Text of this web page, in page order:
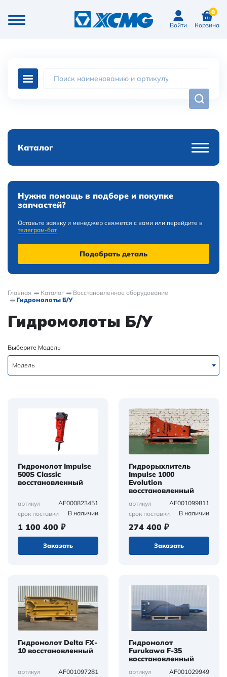
Войти Корзина
0
Каталог
Нужна помощь в подборе и покупке
запчастей?
Оставьте заявку и менеджер свяжется с вами или перейдите в
телеграм-бот
Подобрать деталь
Главная Каталог
Восстановленное оборудование
Гидромолоты Б/У
Гидромолоты Б/У
Выберите Модель
Модель
Гидромолот Impulse
500S Classic
восстановленный
артикул
AF000823451
срок поставки
В наличии
1 100 400 ₽
Заказать
Гидрорыхлитель
Impulse 1000
Evolution
восстановленный
артикул
AF001099811
срок поставки
В наличии
274 400 ₽
Заказать
Гидромолот Delta FX-
10 восстановленный
артикул
AF001097281
Гидромолот
Furukawa F-35
восстановленный
артикул
AF001029949